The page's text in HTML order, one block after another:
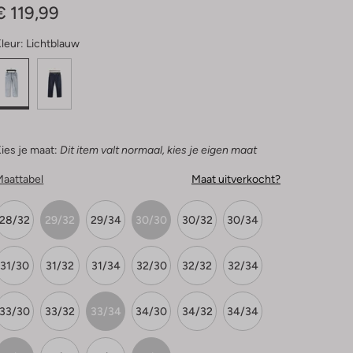
119,99
Lichtblauw
je maat: Dit item valt normaal, kies je eigen maat
Maat uitverkocht?
32 29/32 29/34 30/30 30/32 30/34
31/30 31/32 31/34 32/30 32/32 32/34
30 33/32 33/34 34/30 34/32 34/34